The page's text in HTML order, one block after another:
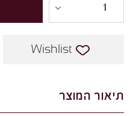
Wishlist
תיאור המוצר